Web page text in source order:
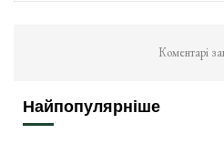
Коментарі
Найпопулярніше